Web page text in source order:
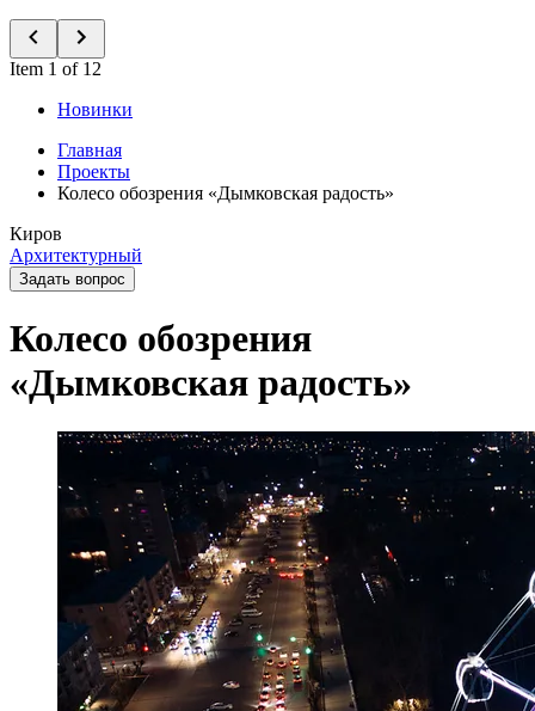
Item 1 of 12
Новинки
Главная
Проекты
Колесо обозрения «Дымковская радость»
Киров
Архитектурный
Задать вопрос
Колесо обозрения
«Дымковская радость»